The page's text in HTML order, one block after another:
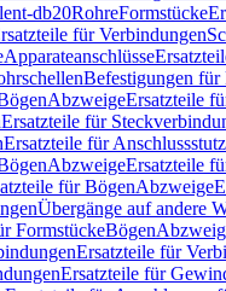
db20RohreFormstücke
für Verbindungen
Apparateanschlüsse
Befestigungen für
AbzweigeErsatzteile
Ersatzteile für
Ersatzteile für
AbzweigeErsatzteile
für BögenAbzweige
Übergänge auf andere
FormstückeBögen
Ersatzteile für
Ersatzteile für